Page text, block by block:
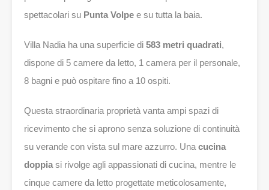
spettacolari su Punta Volpe e su tutta la baia.
Villa Nadia ha una superficie di 583 metri quadrati,
dispone di 5 camere da letto, 1 camera per il personale,
8 bagni e può ospitare fino a 10 ospiti.
Questa straordinaria proprietà vanta ampi spazi di
ricevimento che si aprono senza soluzione di continuità
su verande con vista sul mare azzurro. Una cucina
doppia si rivolge agli appassionati di cucina, mentre le
cinque camere da letto progettate meticolosamente,